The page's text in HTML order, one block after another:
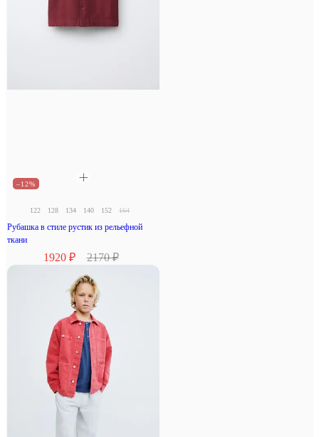
–12%
122 128 134 140 152 164
Рубашка в стиле рустик из рельефной
ткани
1920 ₽ 2170 ₽